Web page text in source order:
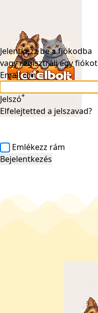
Jelentkezz be a fiókodba
vagyregisztrálj egy fiókot
Email cím*
Jelszó*
Elfelejtetted a jelszavad?
Emlékezz rám
Bejelentkezés